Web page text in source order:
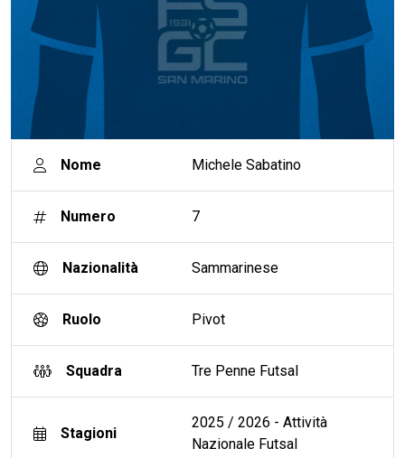
Nome Michele Sabatino
Numero 7
Nazionalità Sammarinese
Ruolo Pivot
Squadra Tre Penne Futsal
Stagioni
2025 / 2026 - Attività
Nazionale Futsal